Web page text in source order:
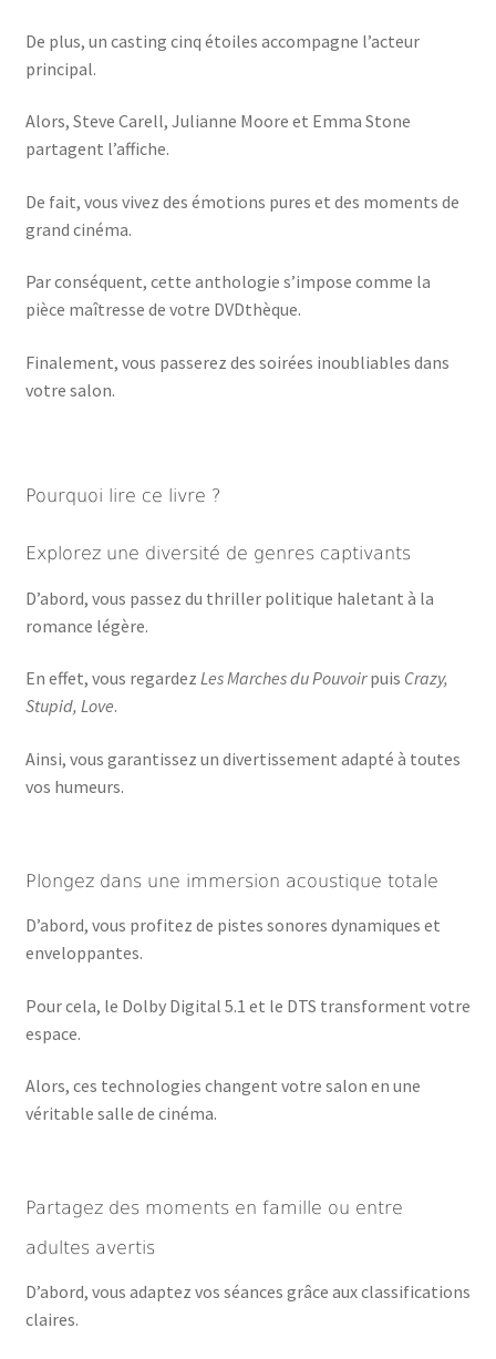
De plus, un casting cinq étoiles accompagne l’acteur
principal.
Alors, Steve Carell, Julianne Moore et Emma Stone
partagent l’affiche.
De fait, vous vivez des émotions pures et des moments de
grand cinéma.
Par conséquent, cette anthologie s’impose comme la
pièce maîtresse de votre DVDthèque.
Finalement, vous passerez des soirées inoubliables dans
votre salon.
Pourquoi lire ce livre ?
Explorez une diversité de genres captivants
D’abord, vous passez du thriller politique haletant à la
romance légère.
En effet, vous regardez Les Marches du Pouvoirpuis Crazy,
Stupid, Love.
Ainsi, vous garantissez un divertissement adapté à toutes
vos humeurs.
Plongez dans une immersion acoustique totale
D’abord, vous profitez de pistes sonores dynamiques et
enveloppantes.
Pour cela, le Dolby Digital 5.1 et le DTS transforment votre
espace.
Alors, ces technologies changent votre salon en une
véritable salle de cinéma.
Partagez des moments en famille ou entre
adultes avertis
D’abord, vous adaptez vos séances grâce aux classifications
claires.